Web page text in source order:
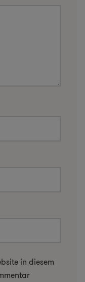
in diesem